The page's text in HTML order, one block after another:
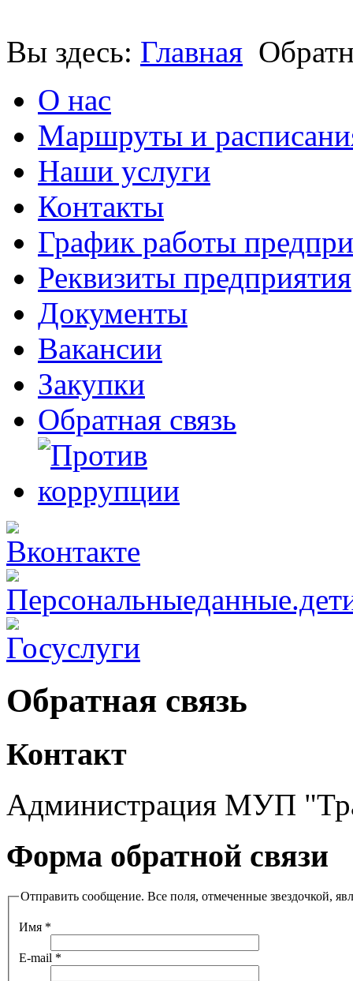
Вы здесь: Главная
О нас
Маршруты и
Наши услуги
Контакты
График работы
Реквизиты предприятия
Документы
Вакансии
Закупки
Обратная связь
Обратная связь
Контакт
Администрация МУП
Форма обратной связи
Отправить сообщение. Все поля, отмеченные звездочкой,
Имя *
E-mail *